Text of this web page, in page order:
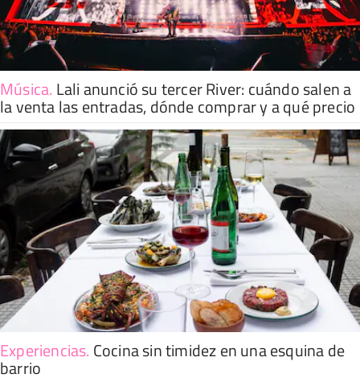
Música. Lali anunció su tercer River: cuándo salen a
la venta las entradas, dónde comprar y a qué precio
Experiencias. Cocina sin timidez en una esquina de
barrio